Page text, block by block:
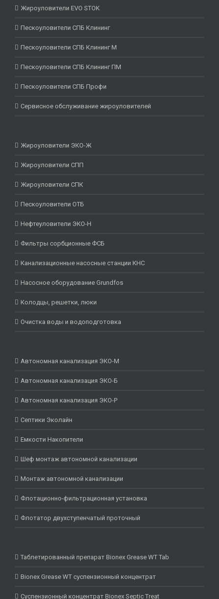
Жироуловители EVO STOK
Пескоуловители СПБ Клининг
Пескоуловители СПБ Клининг М
Пескоуловители СПБ Клининг ПМ
Пескоуловители СПБ Профи
Сервисное обслуживание жироуловителей
Жироуловители ЭКО-Ж
Жироуловители СПП
Жироуловители СПК
Пескоуловители ОТБ
Нефтеуловители ЭКО-Н
Фильтры сорбционные ФСБ
Канализационные насосные станции КНС
Насосное оборудование Grundfos
Колодцы, решетки, люки
Очистка воды и водоподготовка
Автономная канализация ЭКО-М
Автономная канализация ЭКО-Б
Автономная канализация ЭКО-Р
Септики Эколайн
Емкости Накопители
Шеф монтаж автономной канализации
Монтаж автономной канализации
Флотационно-фильтрационная установка
Флотатор двухступенчатый проточный
Таблетированный препарат Bionex Grease WT Tab
Bionex Grease WT суспензионный концентрат
Суспензионный концентрат Bionex Septic Treat